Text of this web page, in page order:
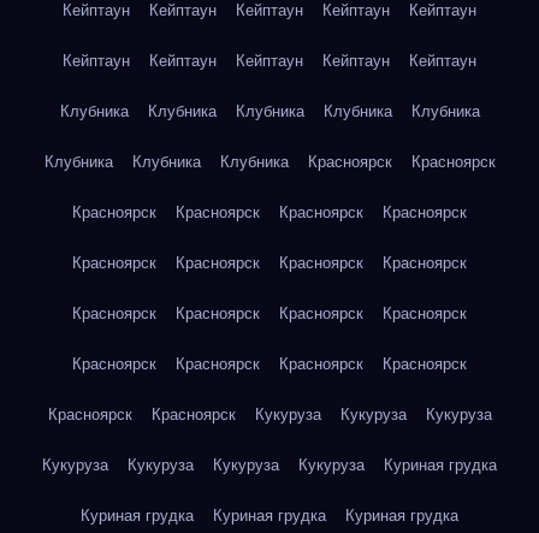
Кейптаун Кейптаун Кейптаун Кейптаун Кейптаун
Кейптаун Кейптаун Кейптаун Кейптаун Кейптаун
Клубника Клубника Клубника Клубника Клубника
Клубника Клубника Клубника Красноярск Красноярск
Красноярск Красноярск Красноярск Красноярск
Красноярск Красноярск Красноярск Красноярск
Красноярск Красноярск Красноярск Красноярск
Красноярск Красноярск Красноярск Красноярск
Красноярск Красноярск Кукуруза Кукуруза Кукуруза
Кукуруза Кукуруза Кукуруза Кукуруза Куриная грудка
Куриная грудка Куриная грудка Куриная грудка